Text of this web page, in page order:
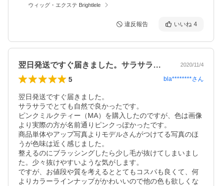
ウィッグ・エクステ Brightlele
違反報告 いいね 4
翌日発送ですぐ届きました。サラサラでと… 2020/11/4
5 bla********さん
翌日発送ですぐ届きました。
サラサラでとても自然で良かったです。
ピンクミルクティー（MA）を購入したのですが、色は画像
より実際の方が名前通りピンクっぽかったです。
商品単体やアップ写真よりモデルさんがつけてる写真のほ
うが色味は近く感じました。
整えるのにブラッシングしたら少し毛が抜けてしまいまし
た。少々抜けやすいような気がします。
ですが、お値段や質を考えるととてもコスパも良くて、何
よりカラーラインナップがかわいいので他の色も欲しくな